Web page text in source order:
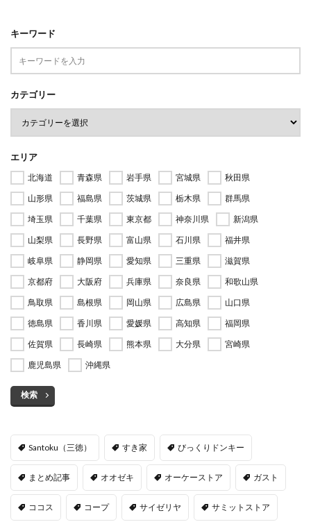
キーワード
カテゴリー
エリア
北海道 青森県 岩手県 宮城県
秋田県
山形県
福島県 茨城県 栃木県
群馬県
埼玉県
千葉県 東京都 神奈川県
新潟県
山梨県
長野県 富山県 石川県
福井県
岐阜県
静岡県 愛知県 三重県
滋賀県
京都府
大阪府 兵庫県 奈良県
和歌山県
鳥取県
島根県 岡山県 広島県
山口県
徳島県
香川県 愛媛県 高知県
福岡県
佐賀県
長崎県 熊本県 大分県
宮崎県
鹿児島県
沖縄県
検索
Santoku（三徳） すき家 びっくりドンキー
まとめ記事 オオゼキ オーケーストア ガスト
ココス コープ サイゼリヤ サミットストア